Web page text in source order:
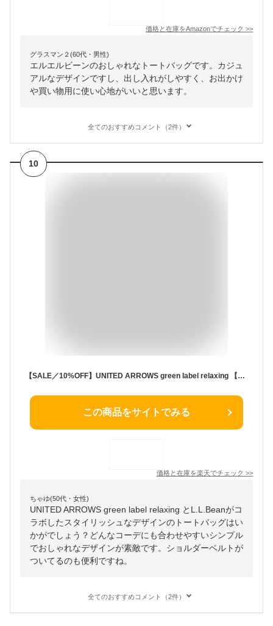
価格と在庫をAmazonでチェック >>
グラスマン２(60代・男性)
エルエルビーンのおしゃれなトートバッグです。カジュ
アルなデザインですし、出し入れがしやすく、お出かけ
や買い物用に使い心地がいいと思います。
全てのおすすめコメント（2件）
10
【SALE／10%OFF】UNITED ARROWS green label relaxing 【別注】＜L.L.Bean＞グローサリー トートバッグ ユナイテッドアローズ グリーンレーベルリラクシング バッグ ショルダーバッグ パープル ホワイト グレー ブラック ブラウン カーキグリーン【送料無料】
この商品をサイトでみる
価格と在庫を楽天でチェック >>
ちゃゆ(50代・女性)
UNITED ARROWS green label relaxing とL.L.Beanがコ
ラボしたスタイリッシュなデザインのトートバッグはい
かがでしょう？どんなコーデにも合わせやすいシンプル
でおしゃれなデザインが素敵です。ショルダーベルトが
ついてるのも便利ですね。
全てのおすすめコメント（2件）